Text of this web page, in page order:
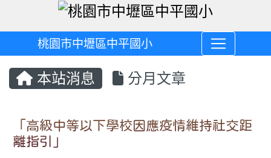
桃園市中壢區中平國小
本站消息 分月文章
「高級中等以下學校因應疫情維持社交距
離指引」